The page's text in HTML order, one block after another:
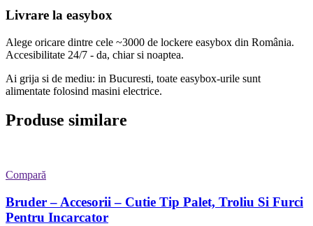
Livrare la easybox
Alege oricare dintre cele ~3000 de lockere easybox din România.
Accesibilitate 24/7 - da, chiar si noaptea.
Ai grija si de mediu: in Bucuresti, toate easybox-urile sunt
alimentate folosind masini electrice.
Produse similare
Compară
Bruder – Accesorii – Cutie Tip Palet, Troliu Si Furci
Pentru Incarcator